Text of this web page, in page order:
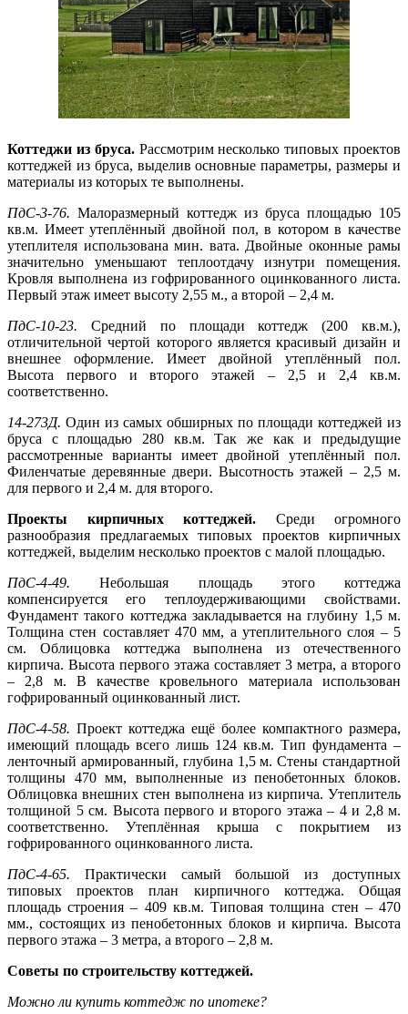
Коттеджи из бруса.Рассмотрим несколько типовых проектов
коттеджей из бруса, выделив основные параметры, размеры и
материалы из которых те выполнены.
ПдС-3-76. Малоразмерный коттедж из бруса площадью 105
кв.м. Имеет утеплённый двойной пол, в котором в качестве
утеплителя использована мин. вата. Двойные оконные рамы
значительно уменьшают теплоотдачу изнутри помещения.
Кровля выполнена из гофрированного оцинкованного листа.
Первый этаж имеет высоту 2,55 м., а второй – 2,4 м.
ПдС-10-23. Средний по площади коттедж (200 кв.м.),
отличительной чертой которого является красивый дизайн и
внешнее оформление. Имеет двойной утеплённый пол.
Высота первого и второго этажей – 2,5 и 2,4 кв.м.
соответственно.
14-273Д. Один из самых обширных по площади коттеджей из
бруса с площадью 280 кв.м. Так же как и предыдущие
рассмотренные варианты имеет двойной утеплённый пол.
Филенчатые деревянные двери. Высотность этажей – 2,5 м.
для первого и 2,4 м. для второго.
Проекты кирпичных коттеджей. Среди огромного
разнообразия предлагаемых типовых проектов кирпичных
коттеджей, выделим несколько проектов с малой площадью.
ПдС-4-49. Небольшая площадь этого коттеджа
компенсируется его теплоудерживающими свойствами.
Фундамент такого коттеджа закладывается на глубину 1,5 м.
Толщина стен составляет 470 мм, а утеплительного слоя – 5
см. Облицовка коттеджа выполнена из отечественного
кирпича. Высота первого этажа составляет 3 метра, а второго
– 2,8 м. В качестве кровельного материала использован
гофрированный оцинкованный лист.
ПдС-4-58. Проект коттеджа ещё более компактного размера,
имеющий площадь всего лишь 124 кв.м. Тип фундамента –
ленточный армированный, глубина 1,5 м. Стены стандартной
толщины 470 мм, выполненные из пенобетонных блоков.
Облицовка внешних стен выполнена из кирпича. Утеплитель
толщиной 5 см. Высота первого и второго этажа – 4 и 2,8 м.
соответственно. Утеплённая крыша с покрытием из
гофрированного оцинкованного листа.
ПдС-4-65. Практически самый большой из доступных
типовых проектов план кирпичного коттеджа. Общая
площадь строения – 409 кв.м. Типовая толщина стен – 470
мм., состоящих из пенобетонных блоков и кирпича. Высота
первого этажа – 3 метра, а второго – 2,8 м.
Советы по строительству коттеджей.
Можно ли купить коттедж по ипотеке?